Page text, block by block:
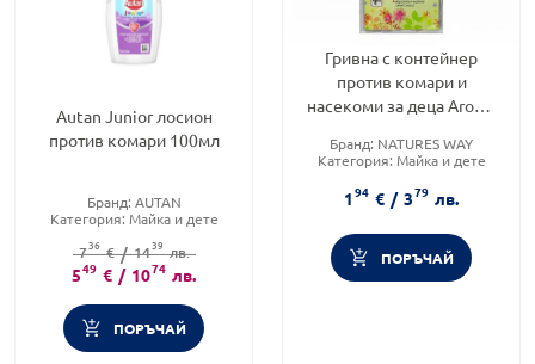
Autan Junior лосион
против комари 100мл
Бранд: AUTAN
Категория: Майка и дете
736€ / 1439лв.
549 € / 1074 лв.
ПОРЪЧАЙ
Гривна с контейнер
против комари и
насекоми за деца Aroma
Бранд: NATURES WAY
Категория: Майка и дете
194 € / 379 лв.
ПОРЪЧАЙ